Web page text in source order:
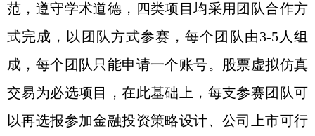
范，遵守学术道德，四类项目均采用团队合作方
式完成，以团队方式参赛，每个团队由3-5人组
成，每个团队只能申请一个账号。股票虚拟仿真
交易为必选项目，在此基础上，每支参赛团队可
以再选报参加金融投资策略设计、公司上市可行